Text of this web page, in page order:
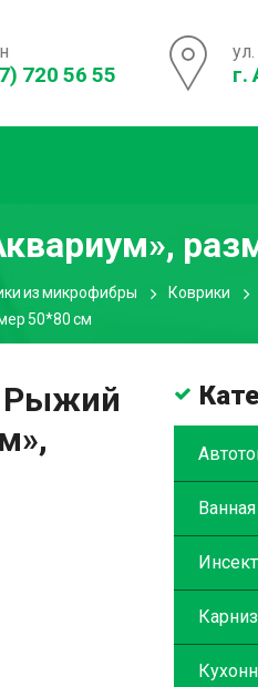
720 56 55 г.
из микрофибры
Коврики
50*80 см
Рыжий